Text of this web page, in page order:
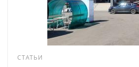
СТАТЬИ